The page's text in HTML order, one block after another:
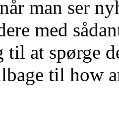
man ser
med
at spørge
til how